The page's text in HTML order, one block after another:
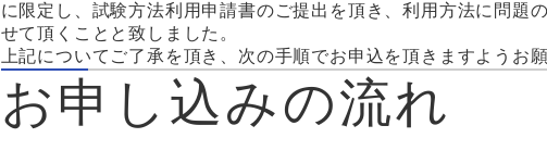
に限定し、試験方法利用申請書のご提出を頂き、利用方法に問題
せて頂くことと致しました。
上記についてご了承を頂き、次の手順でお申込を頂きますようお
お申し込みの流れ